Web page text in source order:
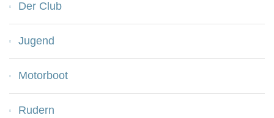
Der Club
Jugend
Motorboot
Rudern